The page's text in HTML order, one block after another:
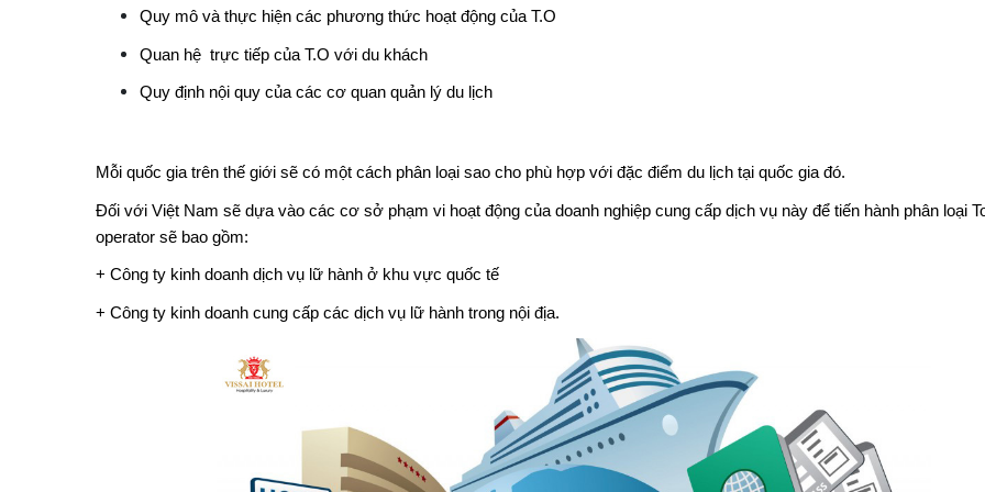
Quy mô và thực hiện các phương thức hoạt động của T.O
Quan hệ trực tiếp của T.O với du khách
Quy định nội quy của các cơ quan quản lý du lịch
Mỗi quốc gia trên thế giới sẽ có một cách phân loại sao cho phù hợp với đặc điểm du lịch tại quốc gia đó.
Đối với Việt Nam sẽ dựa vào các cơ sở phạm vi hoạt động của doanh nghiệp cung cấp dịch vụ này để tiến hành phân loại
operator sẽ bao gồm:
+ Công ty kinh doanh dịch vụ lữ hành ở khu vực quốc tế
+ Công ty kinh doanh cung cấp các dịch vụ lữ hành trong nội địa.